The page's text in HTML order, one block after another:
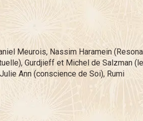
Meurois, Nassim Haramein
Gurdjieff et Michel de Salzman
Ann (conscience de Soi), Rumi